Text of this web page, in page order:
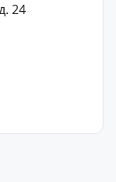
24